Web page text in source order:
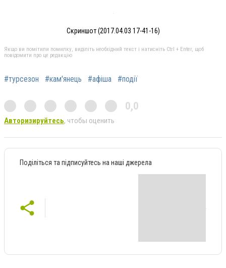
Скриншот (2017.04.03 17-41-16)
Якщо ви помітили помилку, виділіть необхідний текст і натисніть Ctrl + Enter, щоб
повідомити про це редакцію
#турсезон #кам'янець #афіша #події
0,0
Авторизируйтесь, чтобы оценить
Поділіться та підписуйтесь на наші джерела